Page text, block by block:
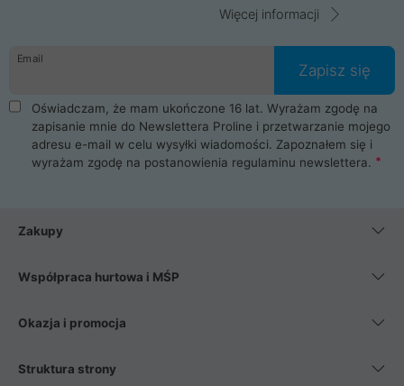
Więcej informacji
Email
Zapisz się
Oświadczam, że mam ukończone 16 lat. Wyrażam zgodę na
zapisanie mnie do Newslettera Proline i przetwarzanie mojego
adresu e-mail w celu wysyłki wiadomości. Zapoznałem się i
wyrażam zgodę na postanowienia regulaminu newslettera.
Zakupy
Współpraca hurtowa i MŚP
Okazja i promocja
Struktura strony